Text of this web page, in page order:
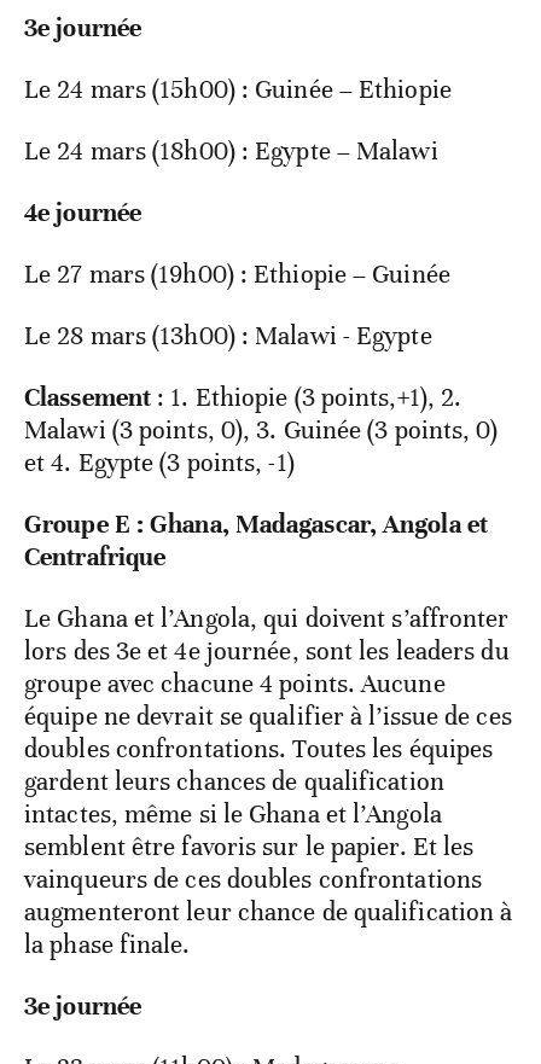
3e journée
Le 24 mars (15h00) : Guinée – Ethiopie
Le 24 mars (18h00) : Egypte – Malawi
4e journée
Le 27 mars (19h00) : Ethiopie – Guinée
Le 28 mars (13h00) : Malawi - Egypte
Classement : 1. Ethiopie (3 points,+1), 2.
Malawi (3 points, 0), 3. Guinée (3 points, 0)
et 4. Egypte (3 points, -1)
Groupe E : Ghana, Madagascar, Angola et
Centrafrique
Le Ghana et l’Angola, qui doivent s’affronter
lors des 3e et 4e journée, sont les leaders du
groupe avec chacune 4 points. Aucune
équipe ne devrait se qualifier à l’issue de ces
doubles confrontations. Toutes les équipes
gardent leurs chances de qualification
intactes, même si le Ghana et l’Angola
semblent être favoris sur le papier. Et les
vainqueurs de ces doubles confrontations
augmenteront leur chance de qualification à
la phase finale.
3e journée